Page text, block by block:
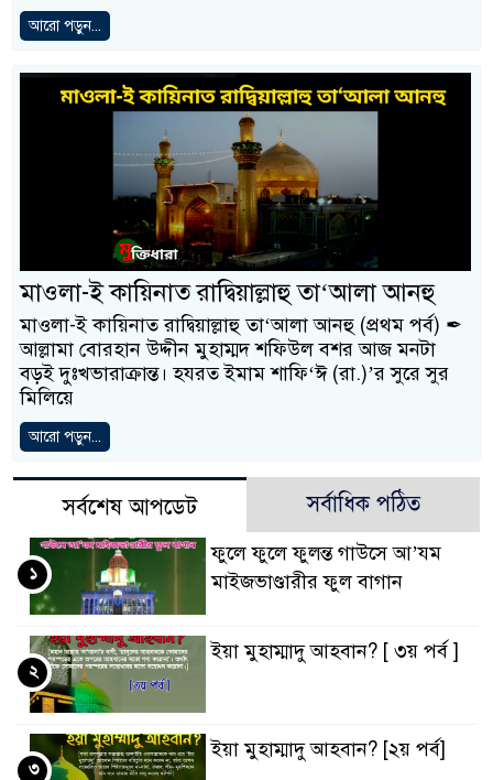
আরো পড়ুন...
মাওলা-ই কায়িনাত রাদ্বিয়াল্লাহু তা‘আলা আনহু
মাওলা-ই কায়িনাত রাদ্বিয়াল্লাহু তা‘আলা আনহু (প্রথম পর্ব) ✒
আল্লামা বোরহান উদ্দীন মুহাম্মদ শফিউল বশর আজ মনটা
বড়ই দুঃখভারাক্রান্ত। হযরত ইমাম শাফি‘ঈ (রা.)’র সুরে সুর
মিলিয়ে
আরো পড়ুন...
সর্বশেষ আপডেট সর্বাধিক পঠিত
ফুলে ফুলে ফুলন্ত গাউসে আ’যম
মাইজভাণ্ডারীর ফুল বাগান
১
ইয়া মুহাম্মাদু আহবান? [ ৩য় পর্ব ]
২
ইয়া মুহাম্মাদু আহবান? [২য় পর্ব]
৩